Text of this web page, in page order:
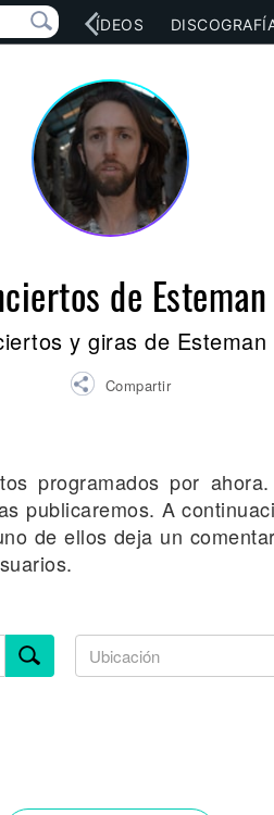
MÚSICA VÍDEOS
de Esteman
y giras de Esteman
Compartir
programados por
publicaremos. A
de ellos deja un